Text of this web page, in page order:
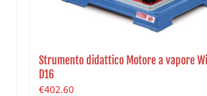
Strumento didattico Motore a vapore
D16
€402.60